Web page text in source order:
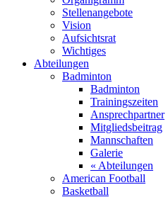
Stellenangebote
Vision
Aufsichtsrat
Wichtiges
Abteilungen
Badminton
Badminton
Trainingszeiten
Ansprechpartner
Mitgliedsbeitrag
Mannschaften
Galerie
« Abteilungen
American Football
Basketball